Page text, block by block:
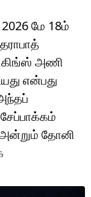
மே 18ம்
கிங்ஸ் அணி
என்பது
அன்றும் தோனி